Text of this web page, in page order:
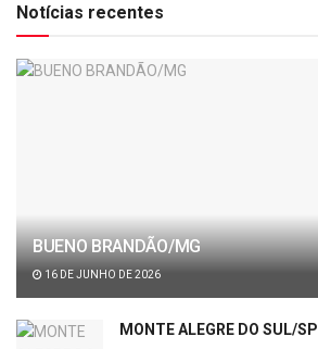
Notícias recentes
BUENO BRANDÃO/MG
16 DE JUNHO DE 2026
MONTE ALEGRE DO SUL/SP